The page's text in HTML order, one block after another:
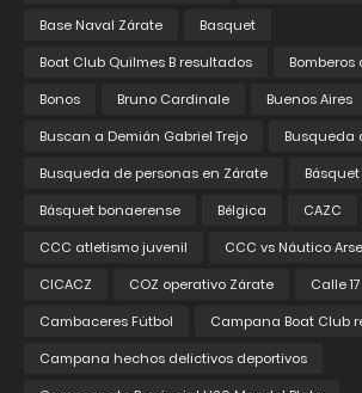
Base Naval Zárate
Basquet
Boat Club Quilmes B resultados
Bomberos
Bonos
Bruno Cardinale
Buenos Aires
Buscan a Demián Gabriel Trejo
Busqueda
Busqueda de personas en Zárate
Básquet
Básquet bonaerense
Bélgica
CAZC
CCC atletismo juvenil
CCC vs Náutico
CICACZ
COZ operativo Zárate
Calle
Cambaceres Fútbol
Campana Boat Club
Campana hechos delictivos deportivos